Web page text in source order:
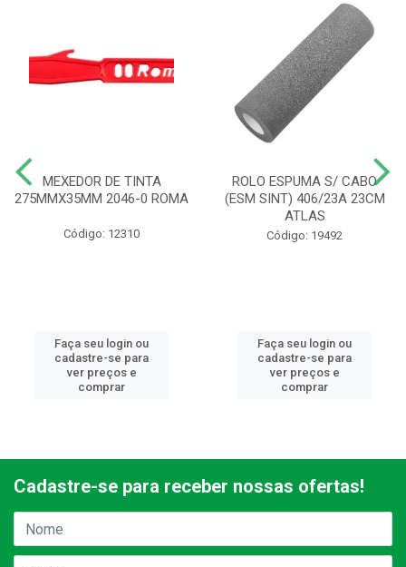
MEXEDOR DE TINTA
275MMX35MM 2046-0 ROMA
Código: 12310
Faça seu login ou
cadastre-se para
ver preços e
comprar
ROLO ESPUMA S/ CABO
(ESM SINT) 406/23A 23CM
ATLAS
Código: 19492
Faça seu login ou
cadastre-se para
ver preços e
comprar
Cadastre-se para receber nossas ofertas!